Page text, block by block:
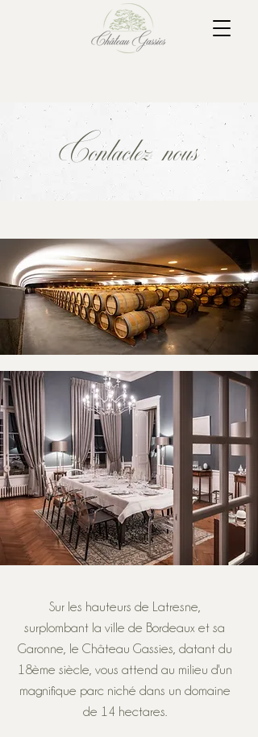
Contactez-nous
Sur les hauteurs de Latresne,
surplombant la ville de Bordeaux et sa
Garonne, le Château Gassies, datant du
18ème siècle, vous attend au milieu d'un
magnifique parc niché dans un domaine
de 14 hectares.